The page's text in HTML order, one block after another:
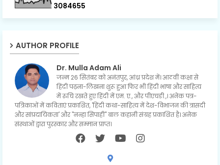
3084655
AUTHOR PROFILE
Dr. Mulla Adam Ali
जन्म 26 सितंबर को अनंतपुर, आंध्र प्रदेश में। आठवीं कक्षा से
हिंदी पढ़ना-लिखना शुरू हुआ फिर भी हिंदी भाषा और साहित्य
में रुचि रखते हुए हिंदी में एम. ए., और पीएचडी.,। अनेक पत्र-
पत्रिकाओं में कविताएं प्रकाशित, 'हिंदी कथा-साहित्य में देश-विभाजन की त्रासदी
और सांप्रदायिकता' और "नन्हा सिपाही" बाल कहानी संग्रह प्रकाशित है। अनेक
संस्थाओं द्वारा पुरस्कार और सम्मान प्राप्त।